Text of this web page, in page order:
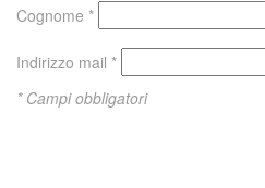
Cognome *
Indirizzo mail *
* Campi obbligatori